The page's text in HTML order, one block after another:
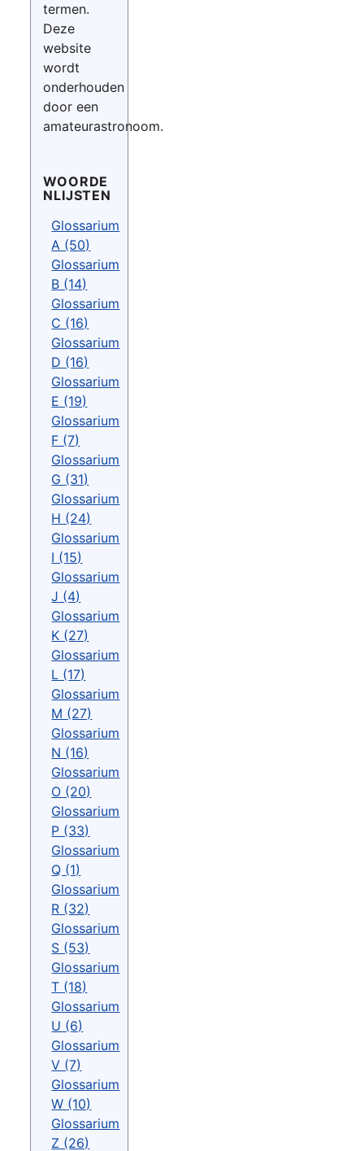
termen.
Deze
website
wordt
onderhouden
door een
amateurastronoom.
WOORDE
NLIJSTEN
Glossarium
A (50)
Glossarium
B (14)
Glossarium
C (16)
Glossarium
D (16)
Glossarium
E (19)
Glossarium
F (7)
Glossarium
G (31)
Glossarium
H (24)
Glossarium
I (15)
Glossarium
J (4)
Glossarium
K (27)
Glossarium
L (17)
Glossarium
M (27)
Glossarium
N (16)
Glossarium
O (20)
Glossarium
P (33)
Glossarium
Q (1)
Glossarium
R (32)
Glossarium
S (53)
Glossarium
T (18)
Glossarium
U (6)
Glossarium
V (7)
Glossarium
W (10)
Glossarium
Z (26)